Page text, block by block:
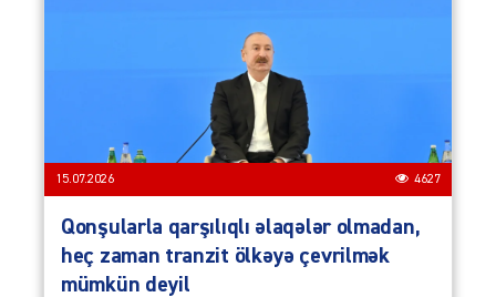
15.07.2026 4627
Qonşularla qarşılıqlı əlaqələr olmadan,
heç zaman tranzit ölkəyə çevrilmək
mümkün deyil